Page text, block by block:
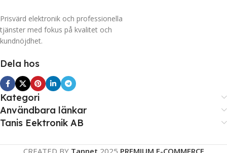
Prisvärd elektronik och professionella
tjänster med fokus på kvalitet och
kundnöjdhet.
Dela hos
Kategori
Användbara länkar
Tanis Eektronik AB